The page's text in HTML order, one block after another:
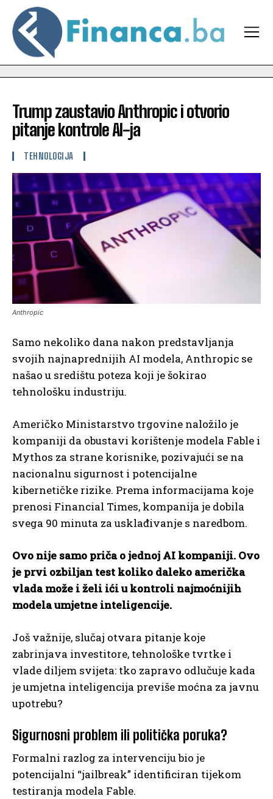
Trump zaustavio Anthropic i otvorio
pitanje kontrole AI-ja
TEHNOLOGIJA
Anthropic
Samo nekoliko dana nakon predstavljanja
svojih najnaprednijih AI modela, Anthropic se
našao u središtu poteza koji je šokirao
tehnološku industriju.
Američko Ministarstvo trgovine naložilo je
kompaniji da obustavi korištenje modela Fable i
Mythos za strane korisnike, pozivajući se na
nacionalnu sigurnost i potencijalne
kibernetičke rizike. Prema informacijama koje
prenosi Financial Times, kompanija je dobila
svega 90 minuta za usklađivanje s naredbom.
Ovo nije samo priča o jednoj AI kompaniji. Ovo
je prvi ozbiljan test koliko daleko američka
vlada može i želi ići u kontroli najmoćnijih
modela umjetne inteligencije.
Još važnije, slučaj otvara pitanje koje
zabrinjava investitore, tehnološke tvrtke i
vlade diljem svijeta: tko zapravo odlučuje kada
je umjetna inteligencija previše moćna za javnu
upotrebu?
Sigurnosni problem ili politička poruka?
Formalni razlog za intervenciju bio je
potencijalni “jailbreak” identificiran tijekom
testiranja modela Fable.